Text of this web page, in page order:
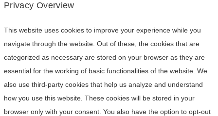
Privacy Overview
This website uses cookies to improve your experience while you
navigate through the website. Out of these, the cookies that are
categorized as necessary are stored on your browser as they are
essential for the working of basic functionalities of the website. We
also use third-party cookies that help us analyze and understand
how you use this website. These cookies will be stored in your
browser only with your consent. You also have the option to opt-out